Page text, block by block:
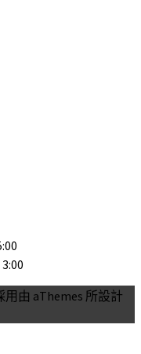
由 aThemes 所設計